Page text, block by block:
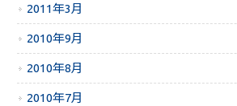
2011年3月
2010年9月
2010年8月
2010年7月